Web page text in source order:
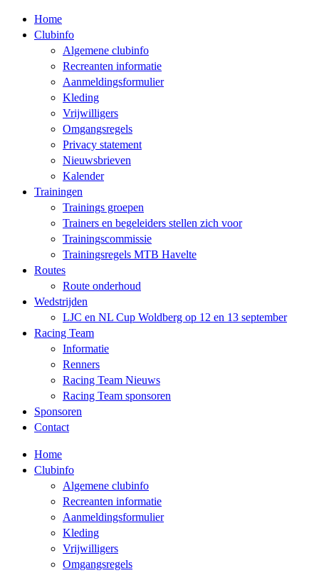
Home
Clubinfo
Algemene clubinfo
Recreanten informatie
Aanmeldingsformulier
Kleding
Vrijwilligers
Omgangsregels
Privacy statement
Nieuwsbrieven
Kalender
Trainingen
Trainings groepen
Trainers en begeleiders stellen zich voor
Trainingscommissie
Trainingsregels MTB Havelte
Routes
Route onderhoud
Wedstrijden
LJC en NL Cup Woldberg op 12 en 13 september
Racing Team
Informatie
Renners
Racing Team Nieuws
Racing Team sponsoren
Sponsoren
Contact
Home
Clubinfo
Algemene clubinfo
Recreanten informatie
Aanmeldingsformulier
Kleding
Vrijwilligers
Omgangsregels